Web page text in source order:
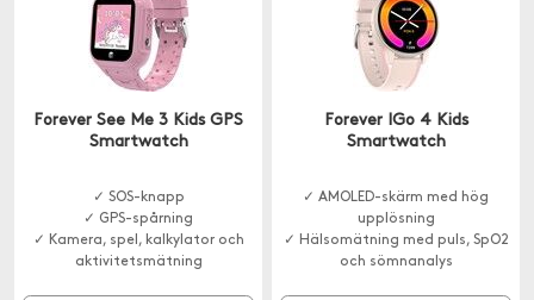
Forever See Me 3 Kids GPS
Smartwatch
✓ SOS-knapp
✓ GPS-spårning
✓ Kamera, spel, kalkylator och
aktivitetsmätning
Forever IGo 4 Kids
Smartwatch
✓ AMOLED-skärm med hög
upplösning
✓ Hälsomätning med puls, SpO2
och sömnanalys